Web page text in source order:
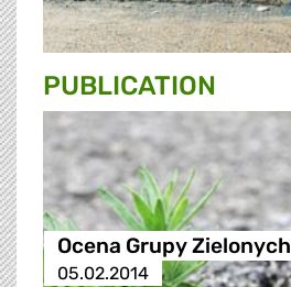
PUBLICATION
Ocena Grupy Zielonych
05.02.2014